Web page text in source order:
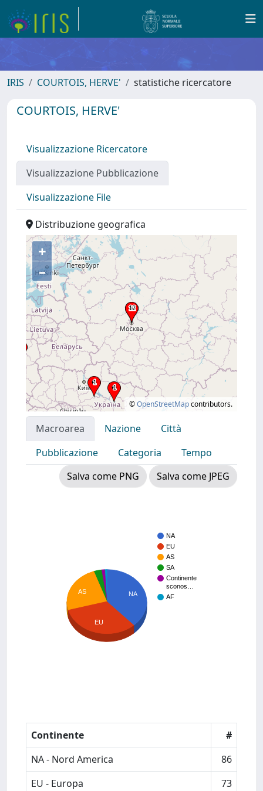
IRIS COURTOIS, HERVE' statistiche ricercatore
COURTOIS, HERVE'
Visualizzazione Ricercatore
Visualizzazione Pubblicazione
Visualizzazione File
Distribuzione geografica
+
–
©OpenStreetMapcontributors.
Macroarea Nazione
Città
Pubblicazione
Categoria
Tempo
Salva come PNG
Salva come JPEG
NA
EU
AS
SA
Continente
sconos…
AF
NA
AS
EU
Continente
#
NA - Nord America
86
EU - Europa
73